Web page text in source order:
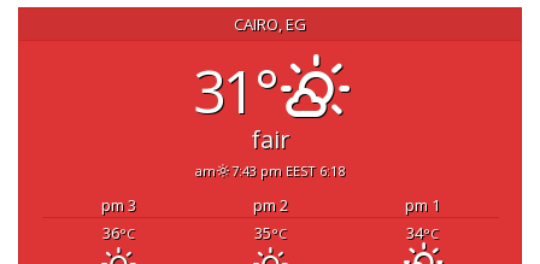
CAIRO, EG
31°
fair
6:18 am
7:43 pm EEST
1 pm
2 pm
3 pm
34°C
35°C
36°C